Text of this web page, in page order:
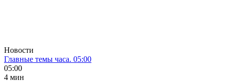
Новости
Главные темы часа. 05:00
05:00
4 мин